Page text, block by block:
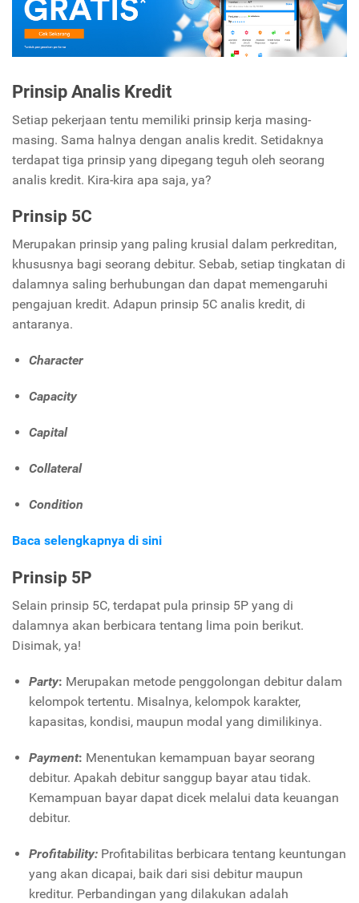
Prinsip Analis Kredit
Setiap pekerjaan tentu memiliki prinsip kerja masing-
masing. Sama halnya dengan analis kredit. Setidaknya
terdapat tiga prinsip yang dipegang teguh oleh seorang
analis kredit. Kira-kira apa saja, ya?
Prinsip 5C
Merupakan prinsip yang paling krusial dalam perkreditan,
khususnya bagi seorang debitur. Sebab, setiap tingkatan di
dalamnya saling berhubungan dan dapat memengaruhi
pengajuan kredit. Adapun prinsip 5C analis kredit, di
antaranya.
Character
Capacity
Capital
Collateral
Condition
Baca selengkapnya di sini
Prinsip 5P
Selain prinsip 5C, terdapat pula prinsip 5P yang di
dalamnya akan berbicara tentang lima poin berikut.
Disimak, ya!
Party: Merupakan metode penggolongan debitur dalam
kelompok tertentu. Misalnya, kelompok karakter,
kapasitas, kondisi, maupun modal yang dimilikinya.
Payment: Menentukan kemampuan bayar seorang
debitur. Apakah debitur sanggup bayar atau tidak.
Kemampuan bayar dapat dicek melalui data keuangan
debitur.
Profitability: Profitabilitas berbicara tentang keuntungan
yang akan dicapai, baik dari sisi debitur maupun
kreditur. Perbandingan yang dilakukan adalah